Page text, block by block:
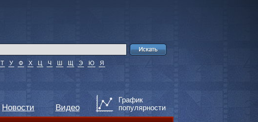
Т У Ф Х Ц Ч Ш Щ Э Ю Я
Новости Видео
График
популярности